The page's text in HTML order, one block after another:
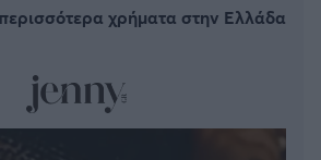
χρήματα στην Ελλάδα